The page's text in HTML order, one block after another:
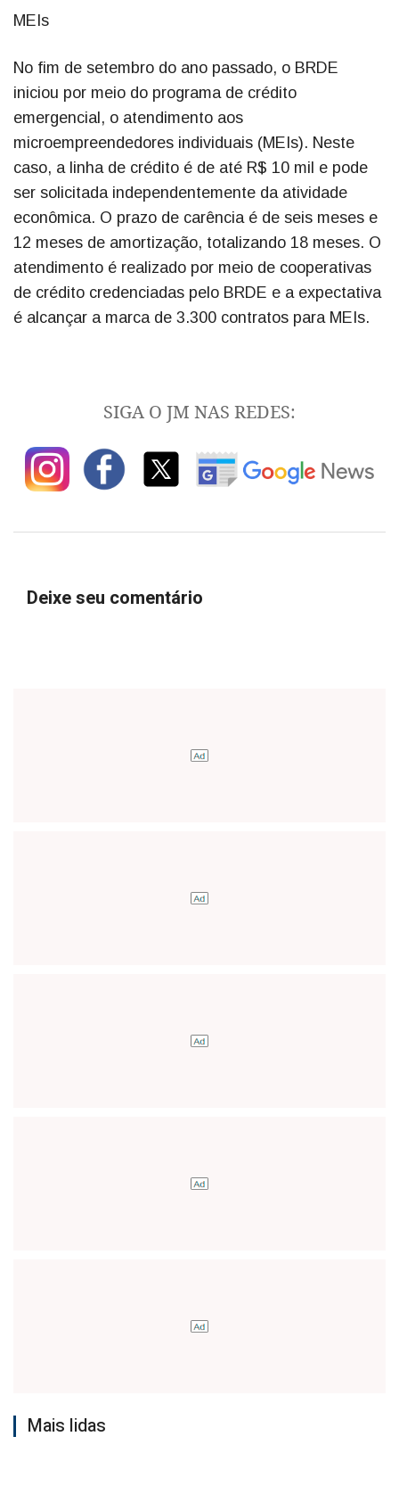
MEIs
No fim de setembro do ano passado, o BRDE
iniciou por meio do programa de crédito
emergencial, o atendimento aos
microempreendedores individuais (MEIs). Neste
caso, a linha de crédito é de até R$ 10 mil e pode
ser solicitada independentemente da atividade
econômica. O prazo de carência é de seis meses e
12 meses de amortização, totalizando 18 meses. O
atendimento é realizado por meio de cooperativas
de crédito credenciadas pelo BRDE e a expectativa
é alcançar a marca de 3.300 contratos para MEIs.
SIGA O JM NAS REDES:
Deixe seu comentário
Mais lidas